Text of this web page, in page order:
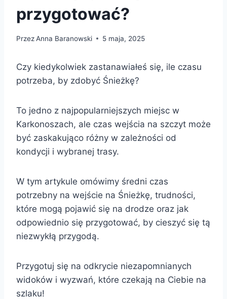
przygotować?
PrzezAnna Baranowski 5 maja, 2025
Czy kiedykolwiek zastanawiałeś się, ile czasu
potrzeba, by zdobyć Śnieżkę?
To jedno z najpopularniejszych miejsc w
Karkonoszach, ale czas wejścia na szczyt może
być zaskakująco różny w zależności od
kondycji i wybranej trasy.
W tym artykule omówimy średni czas
potrzebny na wejście na Śnieżkę, trudności,
które mogą pojawić się na drodze oraz jak
odpowiednio się przygotować, by cieszyć się tą
niezwykłą przygodą.
Przygotuj się na odkrycie niezapomnianych
widoków i wyzwań, które czekają na Ciebie na
szlaku!